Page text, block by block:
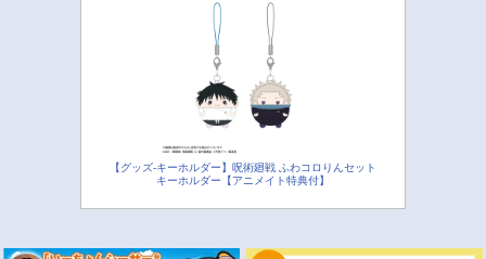
【グッズ-キーホルダー】呪術廻戦 ふわコロりんセット
キーホルダー【アニメイト特典付】